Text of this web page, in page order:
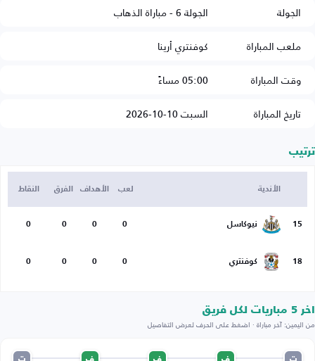
الجولة
الجولة 6 - مباراة الذهاب
ملعب المباراة
كوفنتري أرينا
وقت المباراة
05:00 مساءً
تاريخ المباراة
السبت 10-10-2026
ترتيب
الأندية لعب الأهداف الفرق النقاط
15 نيوكاسل 0
0
0
0
18 كوفنتري 0
0
0
0
اخر 5 مباريات لكل فريق
من اليمين: آخر مباراة · اضغط على الحرف لعرض التفاصيل